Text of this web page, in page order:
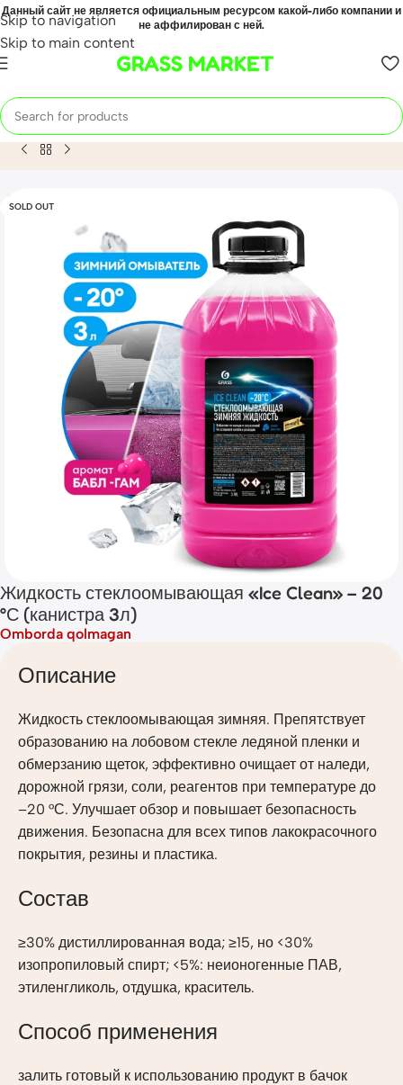
Skip to navigation
Skip to main content
Данный сайт не является официальным ресурсом какой-либо компании и
не аффилирован с ней.
GRASS MARKET
Home Mahsulot Жидкость стеклоомывающая «Ice Clean»
SOLD OUT
Жидкость стеклоомывающая «Ice Clean» – 20
°С (канистра 3л)
Omborda qolmagan
Описание
Жидкость стеклоомывающая зимняя. Препятствует
образованию на лобовом стекле ледяной пленки и
обмерзанию щеток, эффективно очищает от наледи,
дорожной грязи, соли, реагентов при температуре до
–20 °С. Улучшает обзор и повышает безопасность
движения. Безопасна для всех типов лакокрасочного
покрытия, резины и пластика.
Состав
≥30% дистиллированная вода; ≥15, но <30%
изопропиловый спирт; <5%: неионогенные ПАВ,
этиленгликоль, отдушка, краситель.
Способ применения
залить готовый к использованию продукт в бачок